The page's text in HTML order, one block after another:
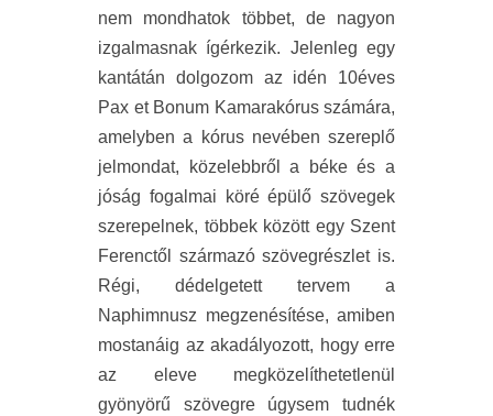
nem mondhatok többet, de nagyon
izgalmasnak ígérkezik. Jelenleg egy
kantátán dolgozom az idén 10éves
Pax et Bonum Kamarakórus számára,
amelyben a kórus nevében szereplő
jelmondat, közelebbről a béke és a
jóság fogalmai köré épülő szövegek
szerepelnek, többek között egy Szent
Ferenctől származó szövegrészlet is.
Régi, dédelgetett tervem a
Naphimnusz megzenésítése, amiben
mostanáig az akadályozott, hogy erre
az eleve megközelíthetetlenül
gyönyörű szövegre úgysem tudnék